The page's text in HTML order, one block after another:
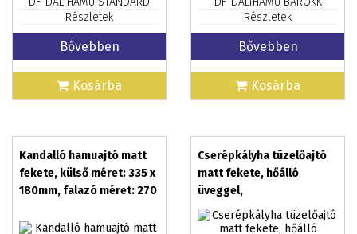
Részletek
Bővebben
Kosárba
Részletek
Bővebben
Kosárba
Kandalló hamuajtó matt
fekete, külső méret: 335 x
180mm, falazó méret: 270
Cserépkályha tüzelőajtó
matt fekete, hőálló
üveggel,
huzatszabályzóval, külső
méret: 360 x 360mm,